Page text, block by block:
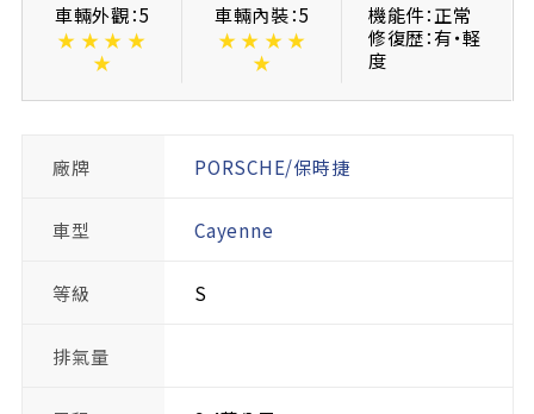
車輛外觀：5
★ ★ ★ ★
★
車輛內裝：5
★ ★ ★ ★
★
機能件：正常
修復歴：有・軽
度
廠牌 PORSCHE/保時捷
車型 Cayenne
等級 S
排氣量